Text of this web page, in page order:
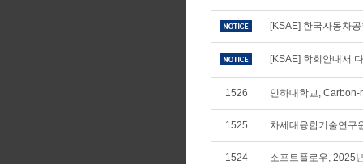
[KSAE] 한국자동차
[KSAE] 학회안내서
1526 인하대학교,
1525 차세대융합기술연구
1524 소프트플로우, 2025